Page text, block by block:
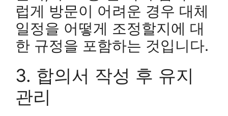
럽게 방문이 어려운 경우 대체
일정을 어떻게 조정할지에 대
한 규정을 포함하는 것입니다.
3. 합의서 작성 후 유지
관리